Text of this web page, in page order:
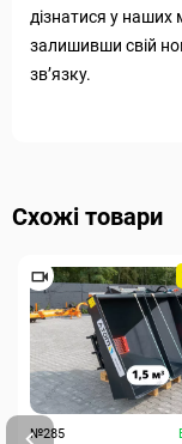
дізнатися у
залишивши свій
зв’язку.
Схожі товари
№285